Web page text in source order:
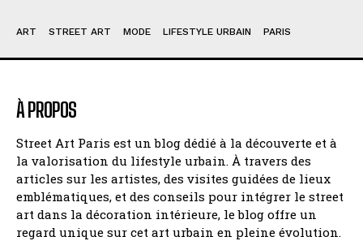
ART STREET ART MODE LIFESTYLE URBAIN PARIS
À PROPOS
Street Art Paris est un blog dédié à la découverte et à
la valorisation du lifestyle urbain. À travers des
articles sur les artistes, des visites guidées de lieux
emblématiques, et des conseils pour intégrer le street
art dans la décoration intérieure, le blog offre un
regard unique sur cet art urbain en pleine évolution.